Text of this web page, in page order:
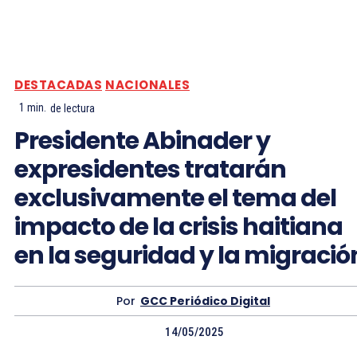
DESTACADAS NACIONALES
1 min. de lectura
Presidente Abinader y
expresidentes tratarán
exclusivamente el tema del
impacto de la crisis haitiana
en la seguridad y la
Por GCC Periódico Digital
14/05/2025